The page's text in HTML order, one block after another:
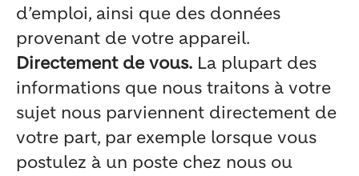
d’emploi, ainsi que des données
provenant de votre appareil.
Directement de vous. La plupart des
informations que nous traitons à votre
sujet nous parviennent directement de
votre part, par exemple lorsque vous
postulez à un poste chez nous ou